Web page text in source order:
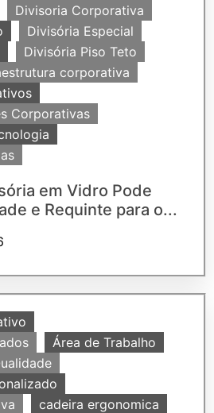
Divisoria Corporativa
Divisória Especial
Divisória Piso Teto
corporativa
Corporativas
em Vidro Pode
e Requinte para o...
Área de Trabalho
cadeira ergonomica